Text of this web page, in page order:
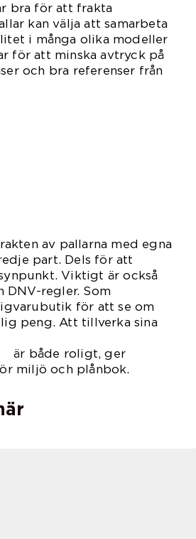
bra för att frakta
kan välja att samarbeta
i många olika modeller
för att minska avtryck på
och bra referenser från
av pallarna med egna
part. Dels för att
Viktigt är också
regler. Som
för att se om
peng. Att tillverka sina
ger
miljö och plånbok.